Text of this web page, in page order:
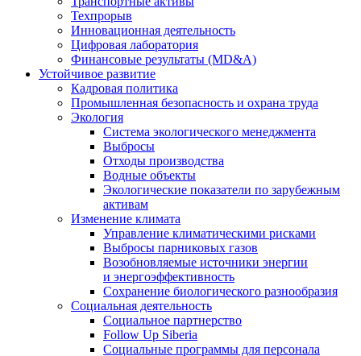
Техпрорыв
Инновационная деятельность
Цифровая лаборатория
Финансовые результаты (MD&A)
Устойчивое развитие
Кадровая политика
Промышленная безопасность и охрана труда
Экология
Система экологического менеджмента
Выбросы
Отходы производства
Водные объекты
Экологические показатели по зарубежным
активам
Изменение климата
Управление климатическими рисками
Выбросы парниковых газов
Возобновляемые источники энергии
и энергоэффективность
Сохранение биологического разнообразия
Социальная деятельность
Социальное партнерство
Follow Up Siberia
Социальные программы для персонала